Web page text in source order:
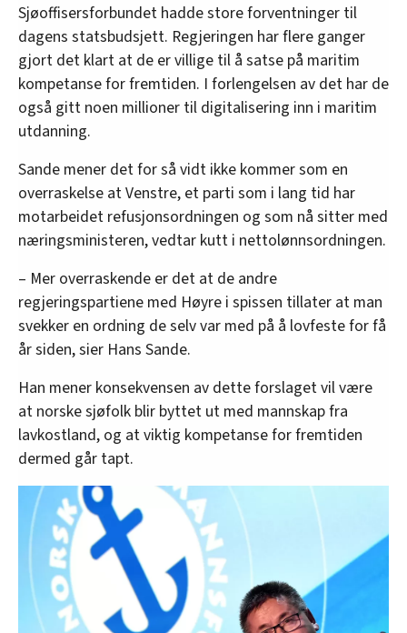
Sjøoffisersforbundet hadde store forventninger til
dagens statsbudsjett. Regjeringen har flere ganger
gjort det klart at de er villige til å satse på maritim
kompetanse for fremtiden. I forlengelsen av det har de
også gitt noen millioner til digitalisering inn i maritim
utdanning.
Sande mener det for så vidt ikke kommer som en
overraskelse at Venstre, et parti som i lang tid har
motarbeidet refusjonsordningen og som nå sitter med
næringsministeren, vedtar kutt i nettolønnsordningen.
– Mer overraskende er det at de andre
regjeringspartiene med Høyre i spissen tillater at man
svekker en ordning de selv var med på å lovfeste for få
år siden, sier Hans Sande.
Han mener konsekvensen av dette forslaget vil være
at norske sjøfolk blir byttet ut med mannskap fra
lavkostland, og at viktig kompetanse for fremtiden
dermed går tapt.